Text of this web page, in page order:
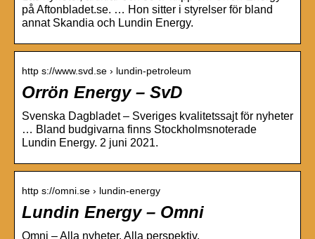
på Aftonbladet.se. … Hon sitter i styrelser för bland
annat Skandia och Lundin Energy.
http s://www.svd.se › lundin-petroleum
Orrön Energy – SvD
Svenska Dagbladet – Sveriges kvalitetssajt för nyheter
… Bland budgivarna finns Stockholmsnoterade
Lundin Energy. 2 juni 2021.
http s://omni.se › lundin-energy
Lundin Energy – Omni
Omni – Alla nyheter. Alla perspektiv.